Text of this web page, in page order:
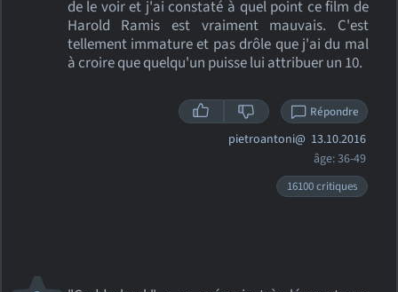
de le voir et j'ai constaté à quel point ce film de
Harold Ramis est vraiment mauvais. C'est
tellement immature et pas drôle que j'ai du mal
à croire que quelqu'un puisse lui attribuer un 10.
Répondre
pietroantoni@ 13.10.2016
âge: 36-49
16100 critiques